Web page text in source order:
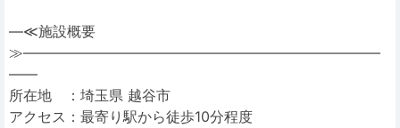
―≪施設概要
≫―――――――――――――――――――――――――
――
所在地 ：埼玉県 越谷市
アクセス：最寄り駅から徒歩10分程度